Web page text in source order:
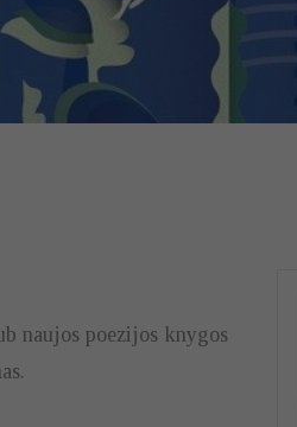
naujos poezijos knygos